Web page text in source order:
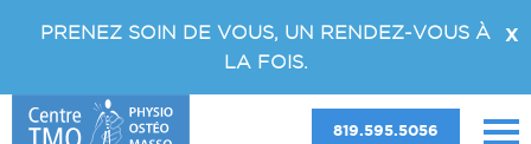
X
PRENEZ SOIN DE VOUS, UN RENDEZ-VOUS À
LA FOIS.
819.595.5056